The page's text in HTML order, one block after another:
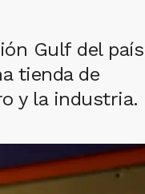
Gulf del
tienda de
y la industria.